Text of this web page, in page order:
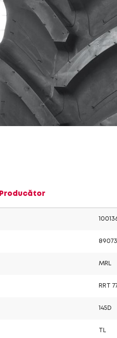
Producător
MRL
RRT
145D